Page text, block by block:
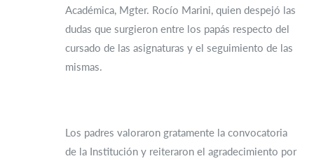
Académica, Mgter. Rocío Marini, quien despejó las
dudas que surgieron entre los papás respecto del
cursado de las asignaturas y el seguimiento de las
mismas.
Los padres valoraron gratamente la convocatoria
de la Institución y reiteraron el agradecimiento por